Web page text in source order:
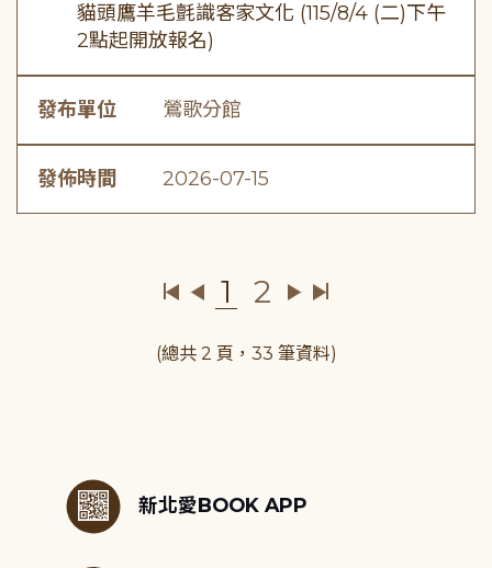
貓頭鷹羊毛氈識客家文化 (115/8/4 (二)下午
2點起開放報名)
發布單位 鶯歌分館
發佈時間 2026-07-15
1 2
(總共 2 頁，33 筆資料)
新北愛BOOK APP